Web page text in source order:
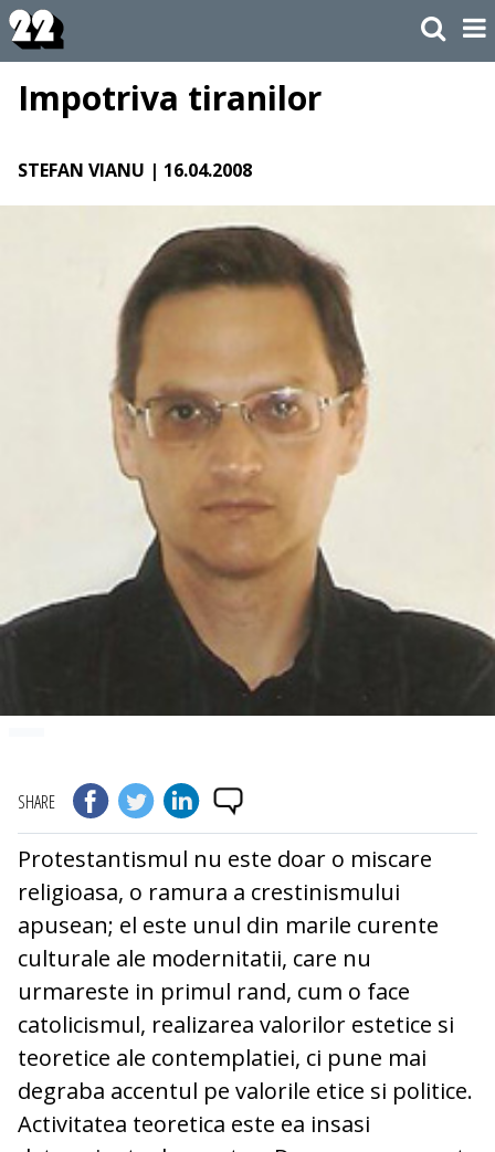
Impotriva tiranilor
STEFAN VIANU | 16.04.2008
SHARE
Protestantismul nu este doar o miscare
religioasa, o ramura a crestinismului
apusean; el este unul din marile curente
culturale ale modernitatii, care nu
urmareste in primul rand, cum o face
catolicismul, realizarea valorilor estetice si
teoretice ale contemplatiei, ci pune mai
degraba accentul pe valorile etice si politice.
Activitatea teoretica este ea insasi